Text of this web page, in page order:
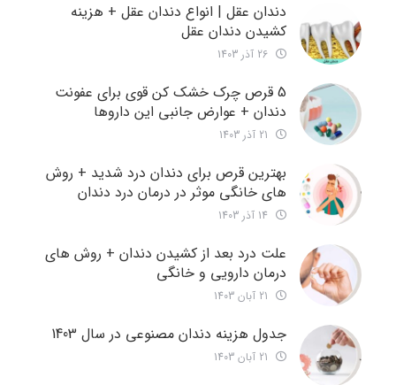
دندان عقل | انواع دندان عقل + هزینه
کشیدن دندان عقل
5 قرص چرک خشک کن قوی برای عفونت
دندان + عوارض جانبی این داروها
بهترین قرص برای دندان درد شدید + روش
های خانگی موثر در درمان درد دندان
علت درد بعد از کشیدن دندان + روش های
درمان دارویی و خانگی
جدول هزینه دندان مصنوعی در سال 1403